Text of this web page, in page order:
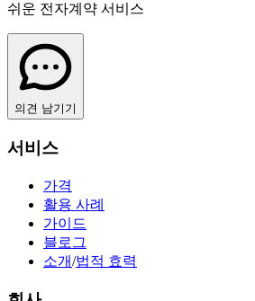
쉬운 전자계약 서비스
의견 남기기
서비스
가격
활용 사례
가이드
블로그
소개/법적 효력